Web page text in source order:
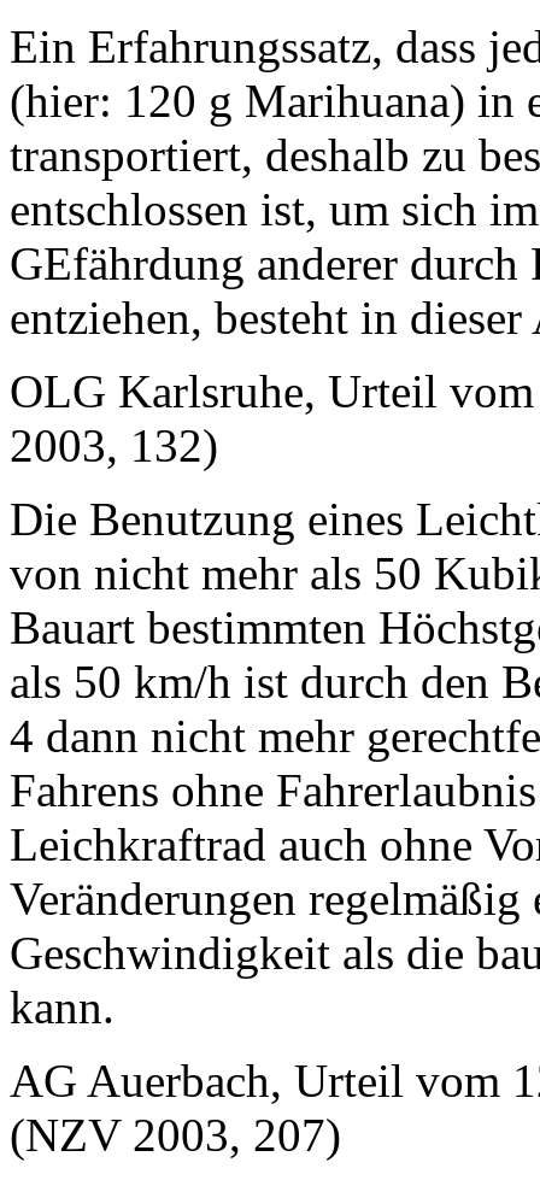
Ein Erfahrungssatz, dass
(hier: 120 g Marihuana) in
transportiert, deshalb zu
entschlossen ist, um sich
GEfährdung anderer
entziehen, besteht in
OLG Karlsruhe, Urteil
2003, 132)
Die Benutzung eines
von nicht mehr als 50
Bauart bestimmten
als 50 km/h ist durch den
4 dann nicht mehr
Fahrens ohne
Leichkraftrad auch ohne
Veränderungen
Geschwindigkeit als die
kann.
AG Auerbach, Urteil vom
(NZV 2003, 207)